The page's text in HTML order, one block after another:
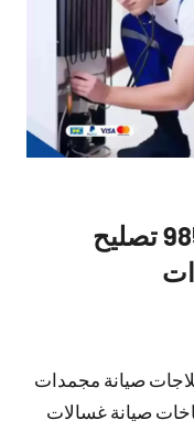
فني ثلاجات النعيم 98577272 تصليح
صيانة مجمدات
صيانة غسالات